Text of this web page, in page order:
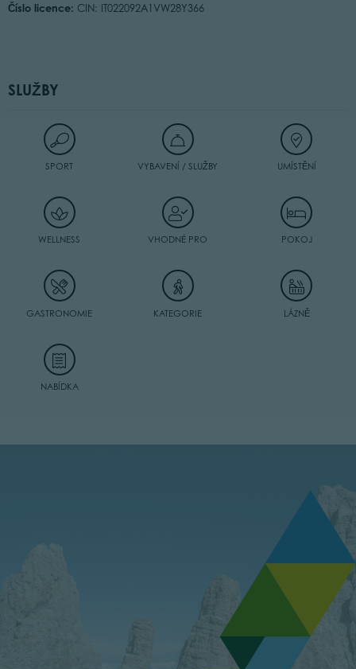
Číslo licence: CIN: IT022092A1VW28Y366
SLUŽBY
SPORT VYBAVENÍ / SLUŽBY UMÍSTĚNÍ
WELLNESS VHODNÉ PRO POKOJ
GASTRONOMIE KATEGORIE LÁZNĚ
NABÍDKA